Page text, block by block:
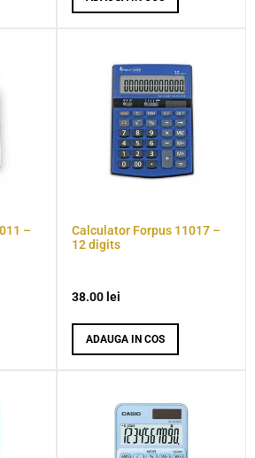
–
Calculator Forpus 11017 –
12 digits
38.00 lei
ADAUGA IN COS